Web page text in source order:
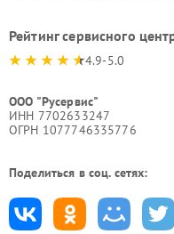
Рейтинг сервисного
4.9-5.0
ООО "Русервис"
ИНН 7702633247
ОГРН 1077746335776
Поделиться в соц. сетях: